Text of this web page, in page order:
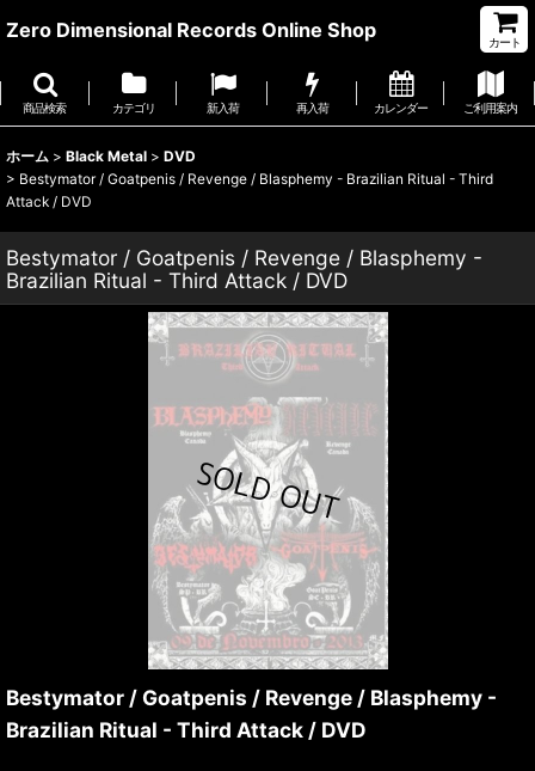
Zero Dimensional Records Online Shop
カート
商品検索 カテゴリ 新入荷 再入荷 カレンダー ご利用案内
ホーム > Black Metal > DVD
> Bestymator / Goatpenis / Revenge / Blasphemy - Brazilian Ritual - Third
Attack / DVD
Bestymator / Goatpenis / Revenge / Blasphemy -
Brazilian Ritual - Third Attack / DVD
Bestymator / Goatpenis / Revenge / Blasphemy -
Brazilian Ritual - Third Attack / DVD